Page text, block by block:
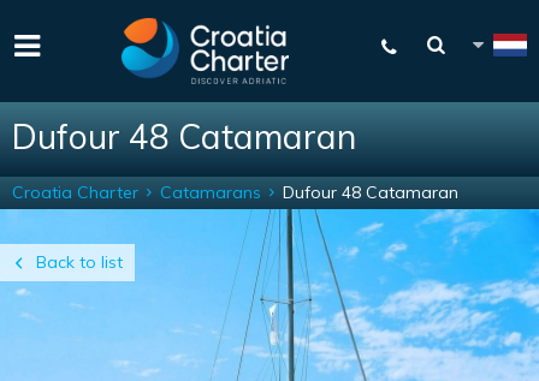
Dufour 48 Catamaran
Back to list
Croatia Charter Catamarans Dufour 48 Catamaran